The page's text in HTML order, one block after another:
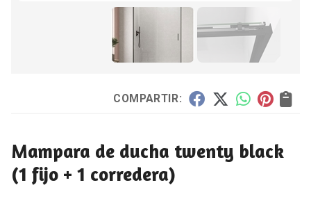
COMPARTIR:
Mampara de ducha twenty black
(1 fijo + 1 corredera)